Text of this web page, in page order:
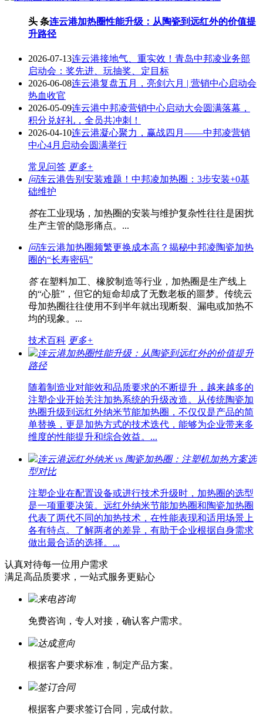
头 条连云港加热圈性能升级：从陶瓷到远红外的价值提
升路径
2026-07-13连云港接地气、重实效！青岛中邦凌业务部
启动会：奖先进、玩抽奖、定目标
2026-06-08连云港复盘五月，亮剑六月 | 营销中心启动会
热血收官
2026-05-09连云港中邦凌营销中心启动大会圆满落幕，
积分兑好礼，全员共冲刺！
2026-04-10连云港凝心聚力，赢战四月——中邦凌营销
中心4月启动会圆满举行
常见问答 更多+
问连云港告别安装难题！中邦凌加热圈：3步安装+0基
础维护
答在工业现场，加热圈的安装与维护复杂性往往是困扰
生产主管的隐形痛点。...
问连云港加热圈频繁更换成本高？揭秘中邦凌陶瓷加热
圈的“长寿密码”
答在塑料加工、橡胶制造等行业，加热圈是生产线上
的“心脏”，但它的短命却成了无数老板的噩梦。传统云
母加热圈往往使用不到半年就出现断裂、漏电或加热不
均的现象。...
技术百科 更多+
连云港加热圈性能升级：从陶瓷到远红外的价值提升
路径
随着制造业对能效和品质要求的不断提升，越来越多的
注塑企业开始关注加热系统的升级改造。从传统陶瓷加
热圈升级到远红外纳米节能加热圈，不仅仅是产品的简
单替换，更是加热方式的技术迭代，能够为企业带来多
维度的性能提升和综合效益。...
连云港远红外纳米 vs 陶瓷加热圈：注塑机加热方案选
型对比
注塑企业在配置设备或进行技术升级时，加热圈的选型
是一项重要决策。远红外纳米节能加热圈和陶瓷加热圈
代表了两代不同的加热技术，在性能表现和适用场景上
各有特点。了解两者的差异，有助于企业根据自身需求
做出最合适的选择。...
认真对待每一位用户需求
满足高品质要求，一站式服务更贴心
来电咨询
免费咨询，专人对接，确认客户需求。
达成意向
根据客户要求标准，制定产品方案。
签订合同
根据客户要求签订合同，完成付款。